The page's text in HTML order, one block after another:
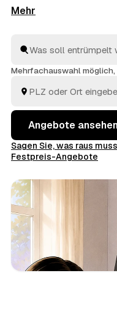
Kosten neu. Mit AWL
mehrerer geprüfter
legen die Angebote
entschieden haben.
Mehrfachauswahl möglich,
Angebote
Sagen Sie, was raus
Festpreis-Angebote